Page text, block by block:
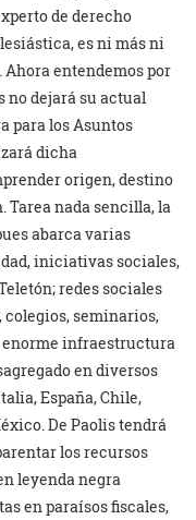
de derecho
es ni más ni
Ahora entendemos por
no dejará su actual
para los Asuntos
dicha
origen, destino
Tarea nada sencilla, la
abarca varias
iniciativas sociales,
redes sociales
colegios, seminarios,
enorme infraestructura
en diversos
España, Chile,
De Paolis tendrá
los recursos
leyenda negra
en paraísos fiscales,